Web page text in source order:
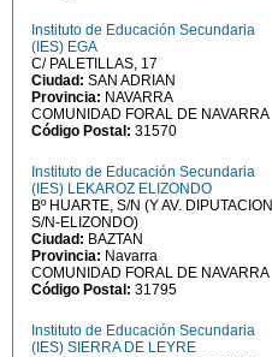
Instituto de Educación Secundaria
(IES) EGA
C/ PALETILLAS, 17
Ciudad: SAN ADRIAN
Provincia: NAVARRA
COMUNIDAD FORAL DE NAVARRA
Código Postal: 31570
Instituto de Educación Secundaria
(IES) LEKAROZ ELIZONDO
Bº HUARTE, S/N (Y AV. DIPUTACION
S/N-ELIZONDO)
Ciudad: BAZTAN
Provincia: Navarra
COMUNIDAD FORAL DE NAVARRA
Código Postal: 31795
Instituto de Educación Secundaria
(IES) SIERRA DE LEYRE